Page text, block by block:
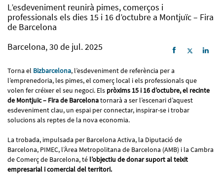
L’esdeveniment reunirà pimes, comerços i
professionals els dies 15 i 16 d’octubre a Montjuïc – Fira
de Barcelona
Barcelona, 30 de jul. 2025
Torna el Bizbarcelona, l’esdeveniment de referència per a
l’emprenedoria, les pimes, el comerç local i els professionals que
volen fer créixer el seu negoci. Els pròxims 15 i 16 d’octubre, el recinte
de Montjuïc – Fira de Barcelonatornarà a ser l’escenari d’aquest
esdeveniment clau, un espai per connectar, inspirar-se i trobar
solucions als reptes de la nova economia.
La trobada, impulsada per Barcelona Activa, la Diputació de
Barcelona, PIMEC, l’Àrea Metropolitana de Barcelona (AMB) i la Cambra
de Comerç de Barcelona, té l’objectiu de donar suport al teixit
empresarial i comercial del territori.